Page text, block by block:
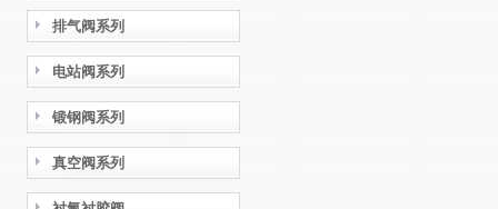
排气阀系列
电站阀系列
锻钢阀系列
真空阀系列